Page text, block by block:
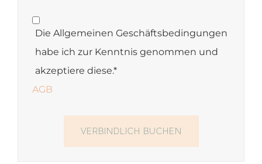
Die Allgemeinen Geschäftsbedingungen
habe ich zur Kenntnis genommen und
akzeptiere diese.*
AGB